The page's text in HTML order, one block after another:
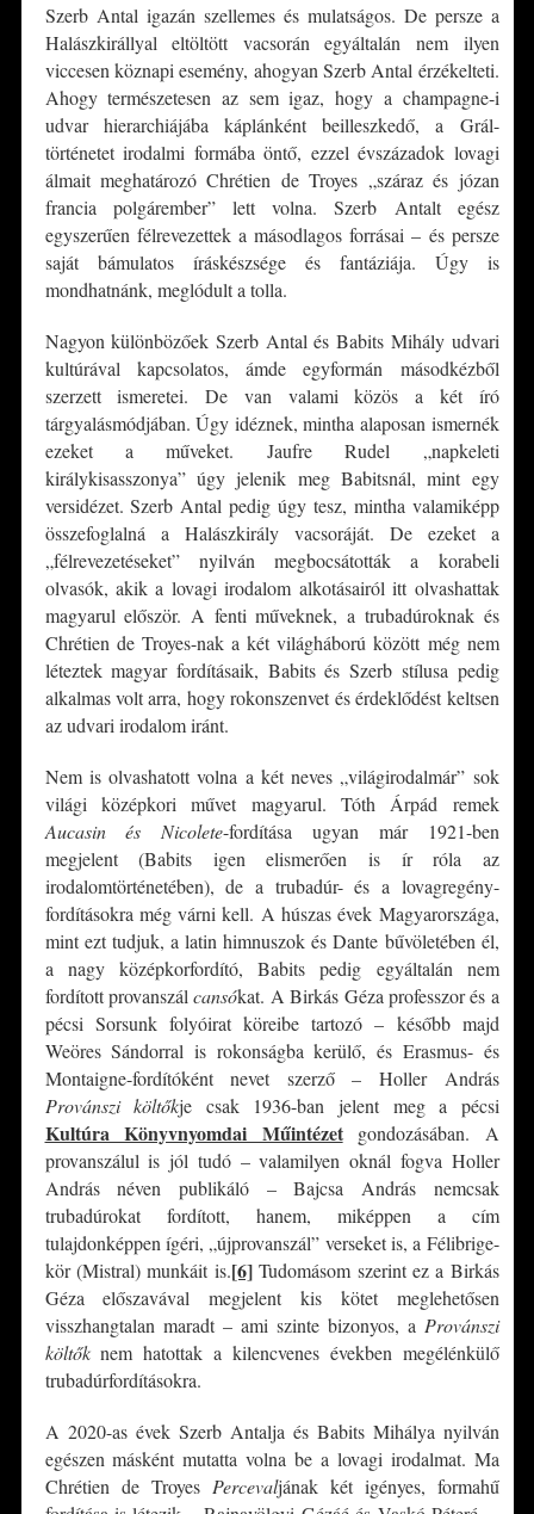
Szerb Antal igazán szellemes és mulatságos. De persze a
Halászkirállyal eltöltött vacsorán egyáltalán nem ilyen
viccesen köznapi esemény, ahogyan Szerb Antal érzékelteti.
Ahogy természetesen az sem igaz, hogy a champagne-i
udvar hierarchiájába káplánként beilleszkedő, a Grál-
történetet irodalmi formába öntő, ezzel évszázadok lovagi
álmait meghatározó Chrétien de Troyes „száraz és józan
francia polgárember” lett volna. Szerb Antalt egész
egyszerűen félrevezettek a másodlagos forrásai – és persze
saját bámulatos íráskészsége és fantáziája. Úgy is
mondhatnánk, meglódult a tolla.
Nagyon különbözőek Szerb Antal és Babits Mihály udvari
kultúrával kapcsolatos, ámde egyformán másodkézből
szerzett ismeretei. De van valami közös a két író
tárgyalásmódjában. Úgy idéznek, mintha alaposan ismernék
ezeket a műveket. Jaufre Rudel „napkeleti
királykisasszonya” úgy jelenik meg Babitsnál, mint egy
versidézet. Szerb Antal pedig úgy tesz, mintha valamiképp
összefoglalná a Halászkirály vacsoráját. De ezeket a
„félrevezetéseket” nyilván megbocsátották a korabeli
olvasók, akik a lovagi irodalom alkotásairól itt olvashattak
magyarul először. A fenti műveknek, a trubadúroknak és
Chrétien de Troyes-nak a két világháború között még nem
léteztek magyar fordításaik, Babits és Szerb stílusa pedig
alkalmas volt arra, hogy rokonszenvet és érdeklődést keltsen
az udvari irodalom iránt.
Nem is olvashatott volna a két neves „világirodalmár” sok
világi középkori művet magyarul. Tóth Árpád remek
Aucasin és Nicolete-fordítása ugyan már 1921-ben
megjelent (Babits igen elismerően is ír róla az
irodalomtörténetében), de a trubadúr- és a lovagregény-
fordításokra még várni kell. A húszas évek Magyarországa,
mint ezt tudjuk, a latin himnuszok és Dante bűvöletében él,
a nagy középkorfordító, Babits pedig egyáltalán nem
fordított provanszálcansókat. A Birkás Géza professzor és a
pécsi Sorsunk folyóirat köreibe tartozó – később majd
Weöres Sándorral is rokonságba kerülő, és Erasmus- és
Montaigne-fordítóként nevet szerző – Holler András
Provánszi költőkje csak 1936-ban jelent meg a pécsi
Kultúra Könyvnyomdai Műintézetgondozásában. A
provanszálul is jól tudó – valamilyen oknál fogva Holler
András néven publikáló – Bajcsa András nemcsak
trubadúrokat fordított, hanem, miképpen a cím
tulajdonképpen ígéri, „újprovanszál” verseket is, a Félibrige-
kör (Mistral) munkáit is.[6]Tudomásom szerint ez a Birkás
Géza előszavával megjelent kis kötet meglehetősen
visszhangtalan maradt – ami szinte bizonyos, a Provánszi
költőknem hatottak a kilencvenes években megélénkülő
trubadúrfordításokra.
A 2020-as évek Szerb Antalja és Babits Mihálya nyilván
egészen másként mutatta volna be a lovagi irodalmat. Ma
Chrétien de Troyes Percevaljának két igényes, formahű